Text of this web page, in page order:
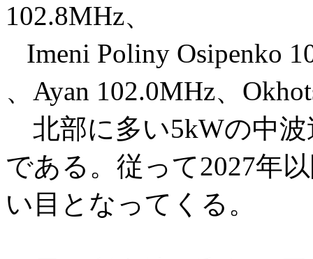
102.8MHz、
Imeni Poliny Osipenko
、Ayan 102.0MHz、
北部に多い5kWの中
である。従って2027年
い目となってくる。